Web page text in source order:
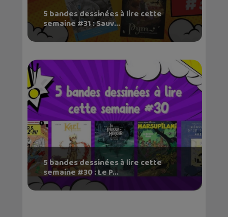
5 bandes dessinées à lire cette
semaine #31 : Sauv...
5 bandes dessinées à lire cette
semaine #30 : Le P...